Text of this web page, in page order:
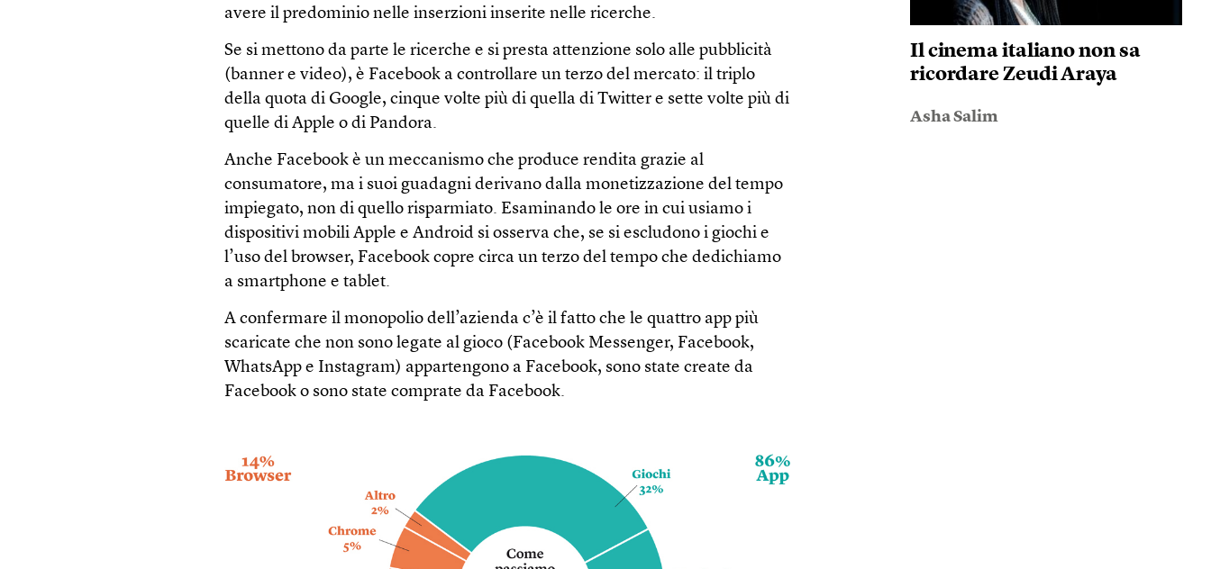
avere il predominio nelle inserzioni inserite nelle ricerche.
Se si mettono da parte le ricerche e si presta attenzione solo alle pubblicità
(banner e video), è Facebook a controllare un terzo del mercato: il triplo
della quota di Google, cinque volte più di quella di Twitter e sette volte più di
quelle di Apple o di Pandora.
Anche Facebook è un meccanismo che produce rendita grazie al
consumatore, ma i suoi guadagni derivano dalla monetizzazione del tempo
impiegato, non di quello risparmiato. Esaminando le ore in cui usiamo i
dispositivi mobili Apple e Android si osserva che, se si escludono i giochi e
l’uso del browser, Facebook copre circa un terzo del tempo che dedichiamo
a smartphone e tablet.
A confermare il monopolio dell’azienda c’è il fatto che le quattro app più
scaricate che non sono legate al gioco (Facebook Messenger, Facebook,
WhatsApp e Instagram) appartengono a Facebook, sono state create da
Facebook o sono state comprate da Facebook.
Il cinema italiano non sa
ricordare Zeudi Araya
Asha Salim